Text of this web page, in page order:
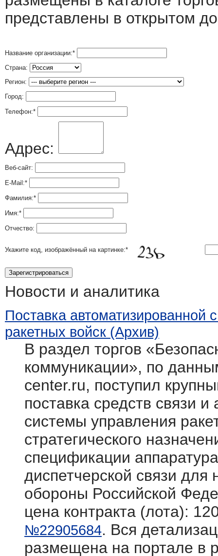
представлены в открытом
Название организации:*
Страна:
Регион:
Город:
Телефон:*
Адрес:
Веб-сайт:
E-Mail:*
Фамилия:*
Имя:*
Отчество:
Укажите код, изображённый на картинке:*
Новости и аналитика
Поставка автоматизированной
ракетных войск (Архив)
В раздел торгов
коммуникации», по
center.ru, поступил
поставка средств связи
системы управления
стратегического
спецификации
диспетчерской связи
обороны Российской
цена контракта (лота):
№22905684. Вся
размещена на портале в